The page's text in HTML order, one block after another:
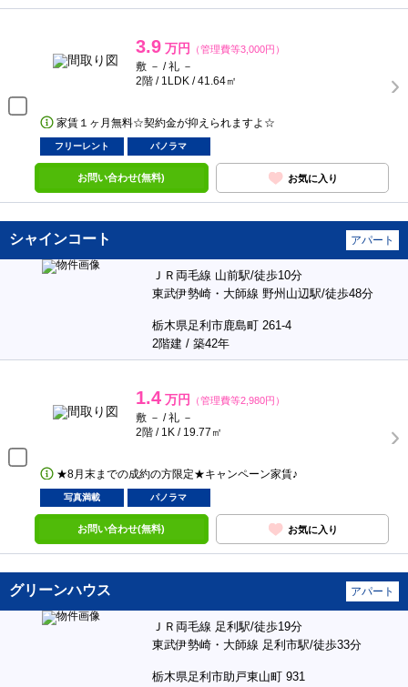
3.9 万円 （管理費等3,000円）
敷 － / 礼 －
2階 / 1LDK / 41.64㎡
家賃１ヶ月無料☆契約金が抑えられますよ☆
フリーレント パノラマ
お問い合わせ(無料) お気に入り
シャインコート アパート
ＪＲ両毛線 山前駅/徒歩10分
東武伊勢崎・大師線 野州山辺駅/徒歩48分
栃木県足利市鹿島町 261-4
2階建 / 築42年
1.4 万円 （管理費等2,980円）
敷 － / 礼 －
2階 / 1K / 19.77㎡
★8月末までの成約の方限定★キャンペーン家賃♪
写真満載 パノラマ
お問い合わせ(無料) お気に入り
グリーンハウス アパート
ＪＲ両毛線 足利駅/徒歩19分
東武伊勢崎・大師線 足利市駅/徒歩33分
栃木県足利市助戸東山町 931